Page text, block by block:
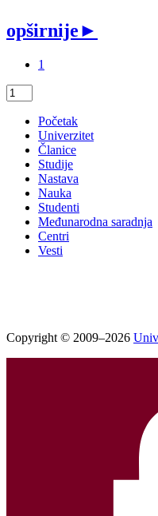
opširnije►
1
Početak
Univerzitet
Članice
Studije
Nastava
Nauka
Studenti
Međunarodna saradnja
Centri
Vesti
Copyright © 2009–2026